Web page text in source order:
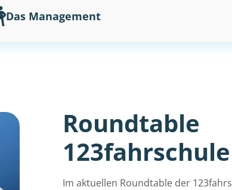
Das Management
Roundtable
123fahrschule
Im aktuellen Roundtable der